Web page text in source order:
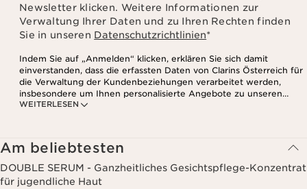
Newsletter klicken. Weitere Informationen zur
Verwaltung Ihrer Daten und zu Ihren Rechten finden
Sie in unseren Datenschutzrichtlinien*
WEITERLESEN
Indem Sie auf „Anmelden“ klicken, erklären Sie sich damit
einverstanden, dass die erfassten Daten von Clarins Österreich für
die Verwaltung der Kundenbeziehungen verarbeitet werden,
insbesondere um Ihnen personalisierte Angebote zu unseren
Produkten und Dienstleistungen entsprechend Ihrem
Websites Dritter, sowie für analytische Zwecke.
Am beliebtesten
DOUBLE SERUM - Ganzheitliches Gesichtspflege-Konzentrat
für jugendliche Haut